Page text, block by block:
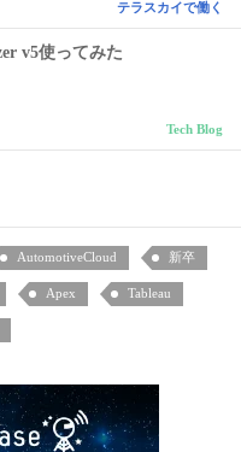
テラスカイで働く
v5使ってみた
Tech Blog
AutomotiveCloud 新卒
Apex Tableau